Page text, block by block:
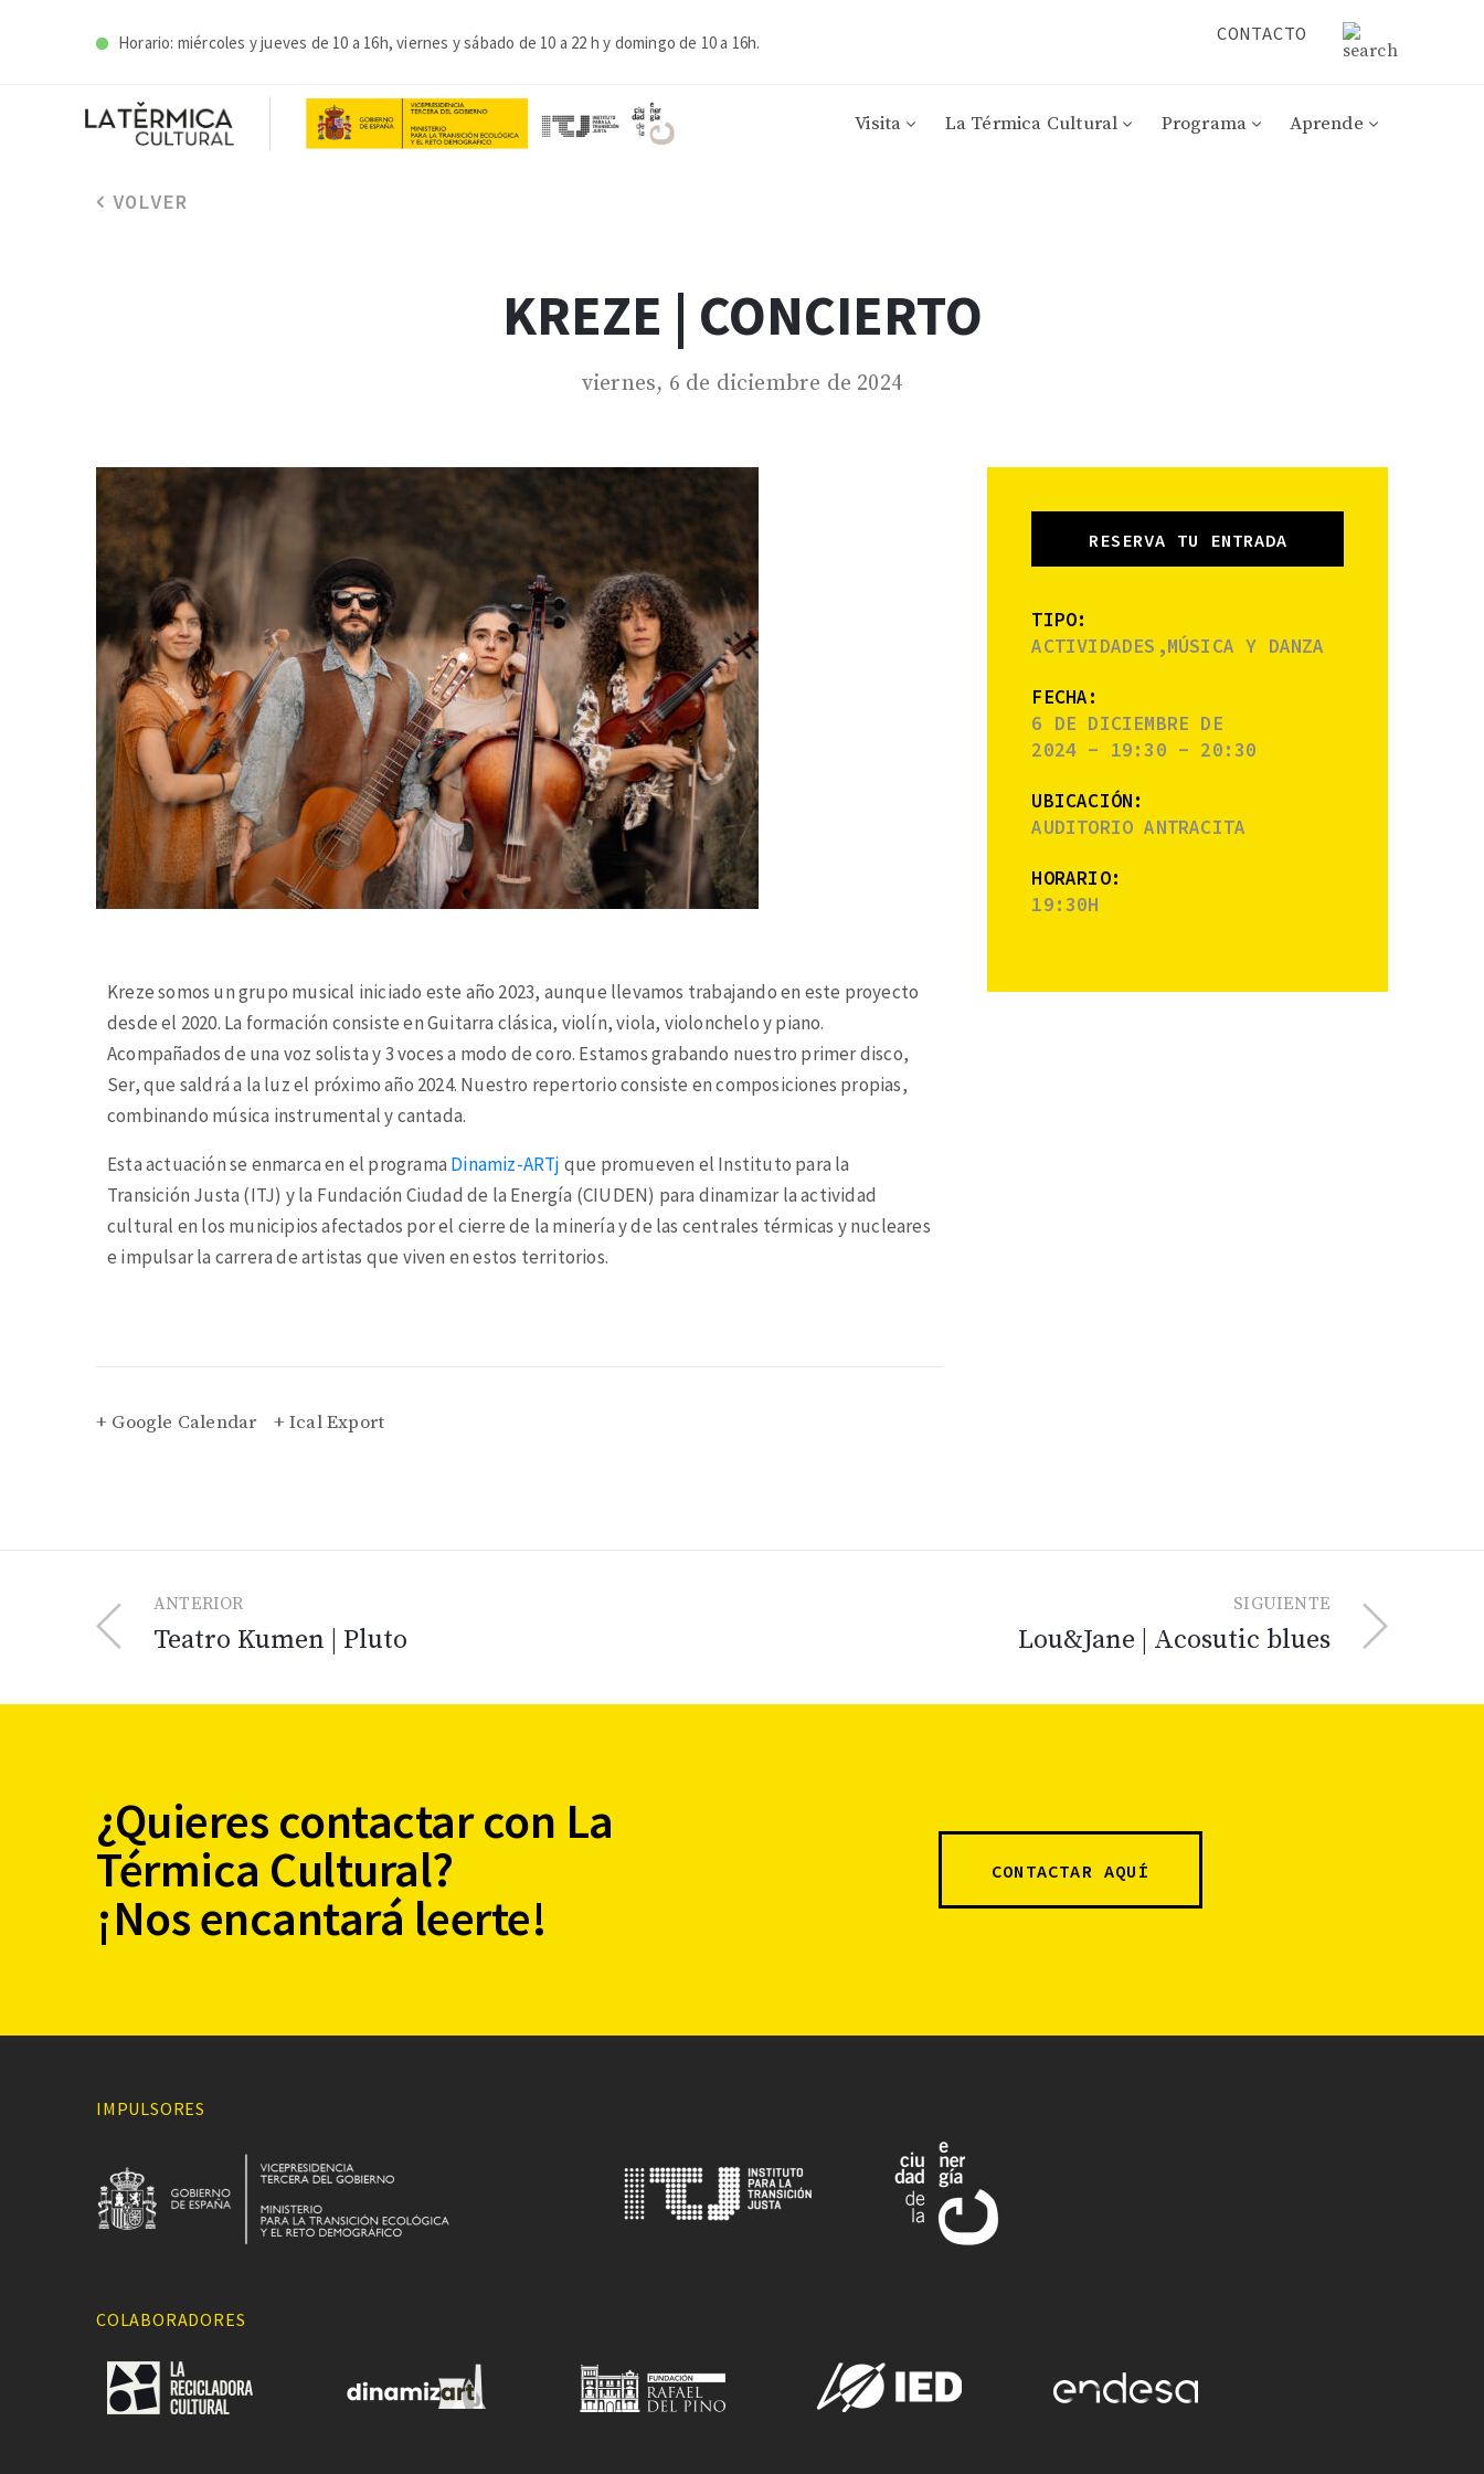
Horario: miércoles y jueves de 10 a 16h, viernes y sábado de 10 a 22 h y domingo de 10 a 16h. CONTACTO
Visita La Térmica Cultural Programa Aprende
VOLVER
KREZE | CONCIERTO
viernes, 6 de diciembre de 2024
Kreze somos un grupo musical iniciado este año 2023, aunque llevamos trabajando en este proyecto
desde el 2020. La formación consiste en Guitarra clásica, violín, viola, violonchelo y piano.
Acompañados de una voz solista y 3 voces a modo de coro. Estamos grabando nuestro primer disco,
Ser, que saldrá a la luz el próximo año 2024. Nuestro repertorio consiste en composiciones propias,
combinando música instrumental y cantada.
Esta actuación se enmarca en el programa Dinamiz-ARTj que promueven el Instituto para la
Transición Justa (ITJ) y la Fundación Ciudad de la Energía (CIUDEN) para dinamizar la actividad
cultural en los municipios afectados por el cierre de la minería y de las centrales térmicas y nucleares
e impulsar la carrera de artistas que viven en estos territorios.
+ Google Calendar + Ical Export
RESERVA TU ENTRADA
TIPO:
ACTIVIDADES,MÚSICA Y DANZA
FECHA:
6 DE DICIEMBRE DE
2024 - 19:30 - 20:30
UBICACIÓN:
AUDITORIO ANTRACITA
HORARIO:
19:30H
ANTERIOR
Teatro Kumen | Pluto
SIGUIENTE
Lou&Jane | Acosutic blues
¿Quieres contactar con La
Térmica Cultural?
¡Nos encantará leerte!
CONTACTAR AQUÍ
IMPULSORES
COLABORADORES